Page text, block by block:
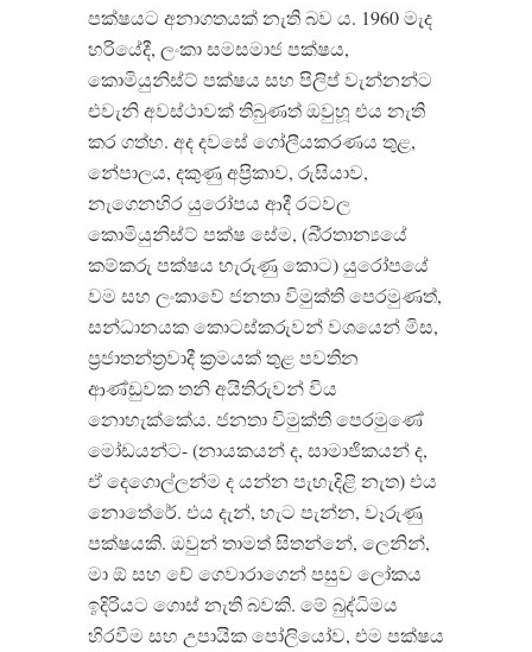
පක්ෂයට අනාගතයක් නැති බව ය. 1960 මැද
හරියේදී, ලංකා සමසමාජ පක්ෂය,
කොමියුනිස්ට් පක්ෂය සහ පිලිප් වැන්නන්ට
එවැනි අවස්ථාවක් තිබුණත් ඔවුහූ එය නැති
කර ගත්හ. අද දවසේ ගෝලීයකරණය තුළ,
නේපාලය, දකුණු අප‍්‍රිකාව, රුසියාව,
නැගෙනහිර යුරෝපය ආදී රටවල
කොමියුනිස්ට් පක්ෂ සේම, (බි‍්‍රතාන්‍යයේ
කම්කරු පක්ෂය හැරුණු කොට) යුරෝපයේ
වම සහ ලංකාවේ ජනතා විමුක්ති පෙරමුණත්,
සන්ධානයක කොටස්කරුවන් වශයෙන් මිස,
ප‍්‍රජාතන්ත‍්‍රවාදී ක‍්‍රමයක් තුළ පවතින
ආණ්ඩුවක තනි අයිතිරුවන් විය
නොහැක්කේය. ජනතා විමුක්ති පෙරමුණේ
මෝඩයන්ට- (නායකයන් ද, සාමාජිකයන් ද,
ඒ දෙගොල්ලන්ම ද යන්න පැහැදිළි නැත) එය
නොතේරේ. එය දැන්, හැට පැන්න, වෑරුණු
පක්ෂයකි. ඔවුන් තාමත් සිතන්නේ, ලෙනින්,
මා ඕ සහ චේ ගෙවාරාගෙන් පසුව ලෝකය
ඉදිරියට ගොස් නැති බවකි. මේ බුද්ධිමය
හිරවීම සහ උපායික පෝලියෝව, එම පක්ෂය